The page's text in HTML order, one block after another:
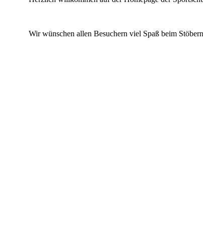
Wir wünschen allen Besuchern viel Spaß beim